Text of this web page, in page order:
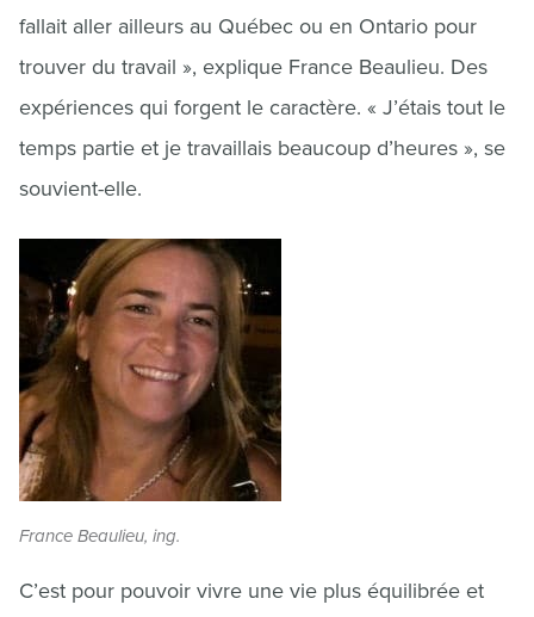
fallait aller ailleurs au Québec ou en Ontario pour
trouver du travail », explique France Beaulieu. Des
expériences qui forgent le caractère. « J’étais tout le
temps partie et je travaillais beaucoup d’heures », se
souvient-elle.
France Beaulieu, ing.
C’est pour pouvoir vivre une vie plus équilibrée et